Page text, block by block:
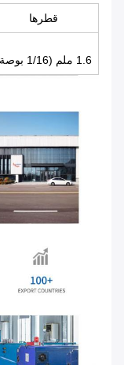
قطرها
1.6 ملم (1/16 بوصة)